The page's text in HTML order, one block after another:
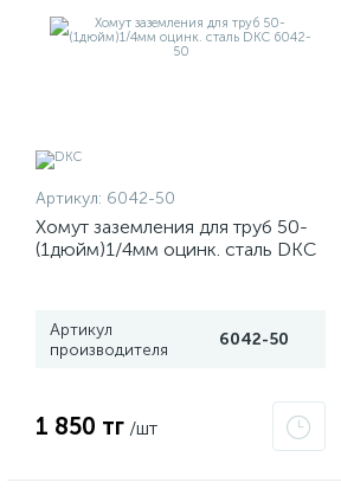
Артикул: 6042-50
Хомут заземления для труб 50-
(1дюйм)1/4мм оцинк. сталь DKC
Артикул
производителя
6042-50
1 850 тг /шт